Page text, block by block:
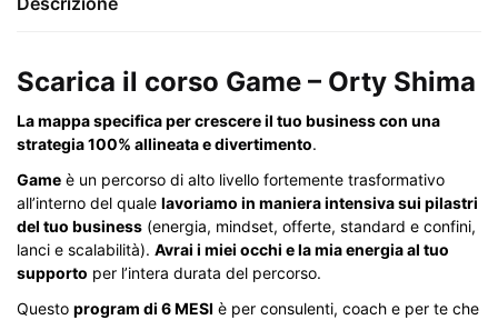
Scarica il corso Game – Orty Shima
La mappa specifica per crescere il tuo business con una
strategia 100% allineata e divertimento.
Game è un percorso di alto livello fortemente trasformativo
all’interno del quale lavoriamo in maniera intensiva sui pilastri
del tuo business (energia, mindset, offerte, standard e confini,
lanci e scalabilità). Avrai i miei occhi e la mia energia al tuo
supporto per l’intera durata del percorso.
Questo program di 6 MESI è per consulenti, coach e per te che